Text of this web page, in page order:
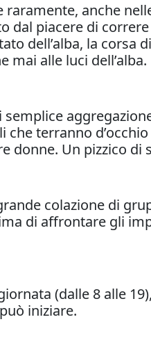
anche
piacere di
dell’alba, la corsa
mai alle luci dell’alba.
terranno
donne. Un pizzico
colazione di
di affrontare gli
(dalle 8 alle
iniziare.